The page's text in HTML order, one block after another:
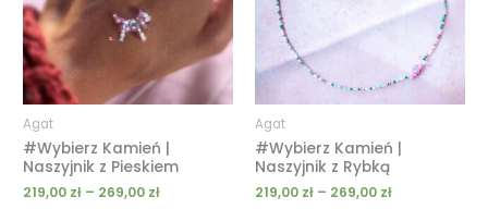
Agat
#Wybierz Kamień |
Naszyjnik z Pieskiem
219,00 zł – 269,00 zł
Agat
#Wybierz Kamień |
Naszyjnik z Rybką
219,00 zł – 269,00 zł